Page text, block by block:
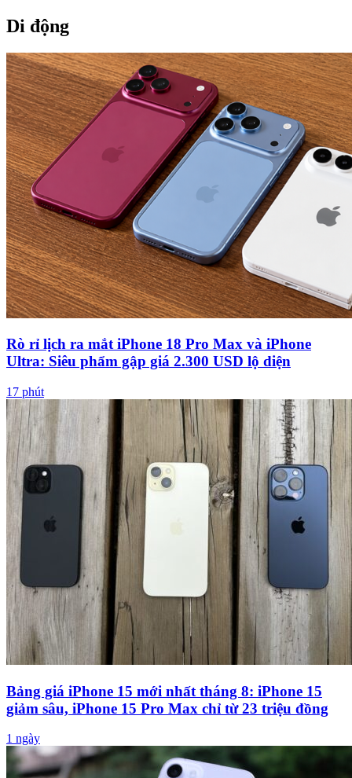
Di động
Rò rỉ lịch ra mắt iPhone 18 Pro Max và iPhone
Ultra: Siêu phẩm gập giá 2.300 USD lộ diện
17 phút
Bảng giá iPhone 15 mới nhất tháng 8: iPhone 15
giảm sâu, iPhone 15 Pro Max chỉ từ 23 triệu đồng
1 ngày